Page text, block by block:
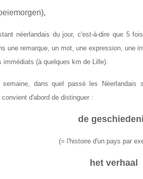
néerlandais du jour, c'est-à-dire que 5
une remarque, un mot, une expression, une
immédiats (à quelques km de Lille).
semaine, dans quel passé les
d'abord de distinguer :
de
(= l'histoire d'un pays par
het verhaal